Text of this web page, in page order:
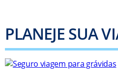
PLANEJE SUA